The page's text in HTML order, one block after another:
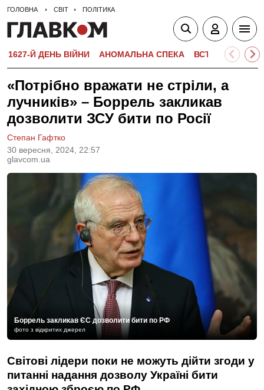
ГОЛОВНА СВІТ ПОЛІТИКА
1627-Й ДЕНЬ ВІЙНИ АНОМАЛЬНА СПЕКА ВСТУПНА
«Потрібно вражати не стріли, а
лучників» – Боррель закликав
дозволити ЗСУ бити по Росії
30 вересня, 2024, 22:57
glavcom.ua
Степан Гафтко
Боррель закликав ЄС дозволити бити по РФ
фото з відкритих джерел
Світові лідери поки не можуть дійти згоди у
питанні надання дозволу Україні бити